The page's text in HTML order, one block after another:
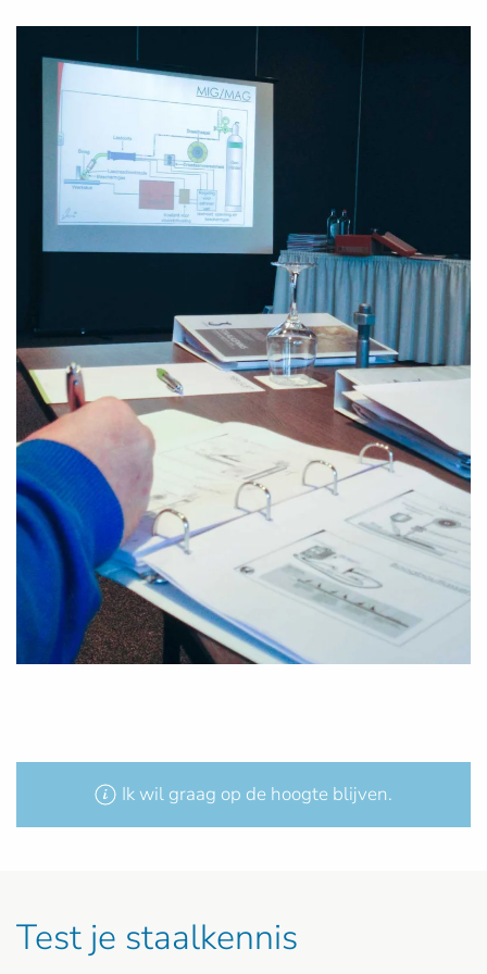
Ik wil graag op de hoogte blijven.
Test je staalkennis